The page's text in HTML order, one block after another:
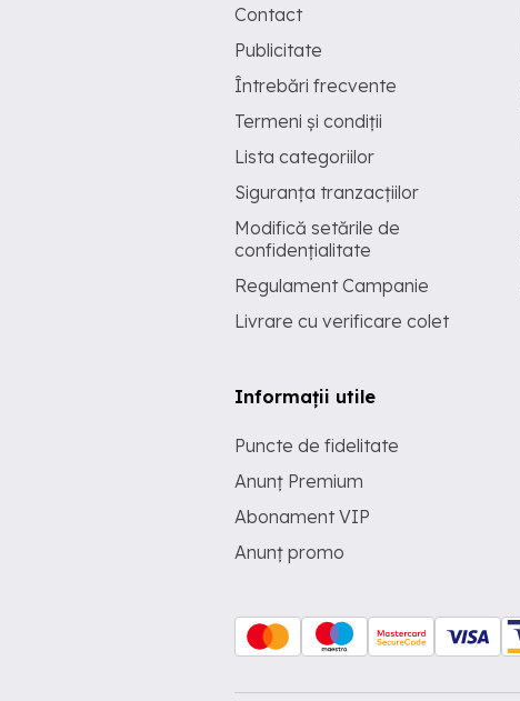
Contact
Publicitate
Întrebări frecvente
Termeni și condiții
Lista categoriilor
Siguranța tranzacțiilor
Modifică setările de
confidențialitate
Regulament Campanie
Livrare cu verificare colet
Informații utile
Puncte de fidelitate
Anunț Premium
Abonament VIP
Anunț promo